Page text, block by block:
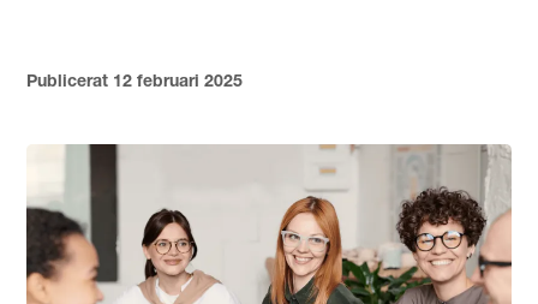
Publicerat 12 februari 2025